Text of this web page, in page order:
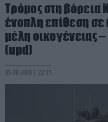
Τρόμος στη βόρεια
ένοπλη επίθεση σε
μέλη οικογένειας –
(upd)
05.08.2026 | 22:15